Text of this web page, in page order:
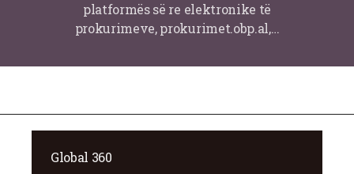
platformës së re elektronike të
prokurimeve, prokurimet.obp.al,…
Global 360